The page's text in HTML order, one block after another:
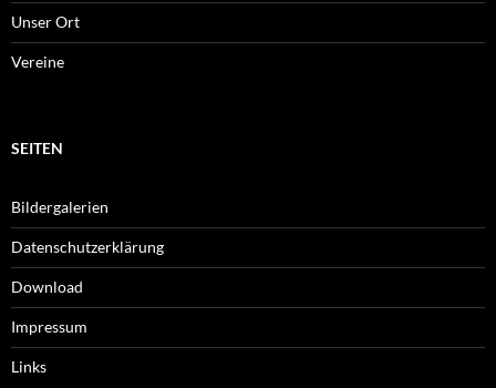
Unser Ort
Vereine
SEITEN
Bildergalerien
Datenschutzerklärung
Download
Impressum
Links